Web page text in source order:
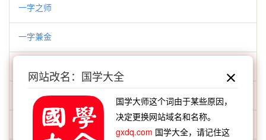
一字之师
一字兼金
一字长城
一官半职
网站改名：国学大全
国学大师这个词由于某些原因，
决定更换网站域名和名称。
gxdq.com 国学大全，请记住这